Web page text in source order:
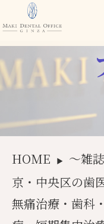
HOME ▶
〜雑
京・中央区の歯
無痛治療・歯科